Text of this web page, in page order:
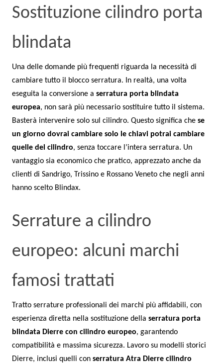
Sostituzione cilindro porta
blindata
Una delle domande più frequenti riguarda la necessità di
cambiare tutto il blocco serratura. In realtà, una volta
eseguita la conversione aserratura porta blindata
europea, non sarà più necessario sostituire tutto il sistema.
Basterà intervenire solo sul cilindro. Questo significa chese
un giorno dovrai cambiare solo le chiavi potrai cambiare
quelle del cilindro, senza toccare l’intera serratura. Un
vantaggio sia economico che pratico, apprezzato anche da
clienti di Sandrigo, Trissino e Rossano Veneto che negli anni
hanno scelto Blindax.
Serrature a cilindro
europeo: alcuni marchi
famosi trattati
Tratto serrature professionali dei marchi più affidabili, con
esperienza diretta nella sostituzione dellaserratura porta
blindata Dierre con cilindro europeo, garantendo
compatibilità e massima sicurezza. Lavoro su modelli storici
Dierre, inclusi quelli conserratura Atra Dierre cilindro